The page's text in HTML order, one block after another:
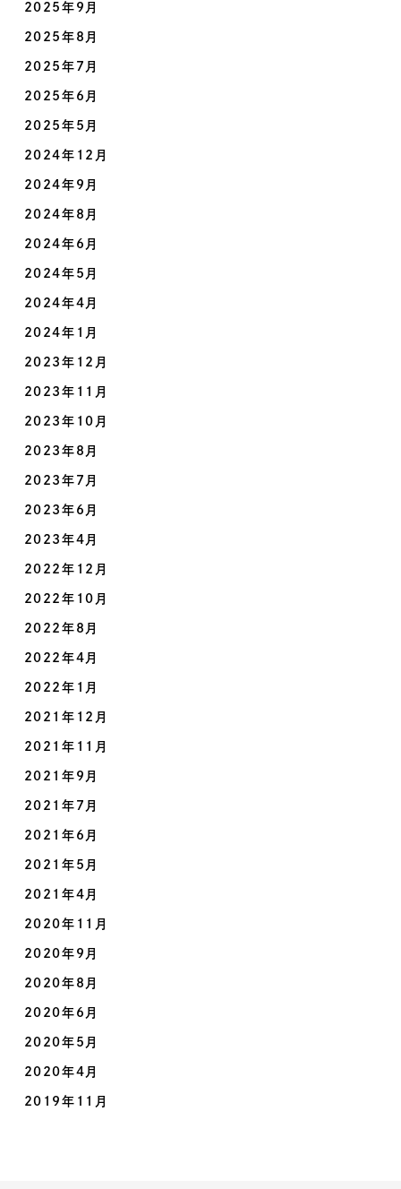
2025年9月
2025年8月
2025年7月
2025年6月
2025年5月
2024年12月
2024年9月
2024年8月
2024年6月
2024年5月
2024年4月
2024年1月
2023年12月
2023年11月
2023年10月
2023年8月
2023年7月
2023年6月
2023年4月
2022年12月
2022年10月
2022年8月
2022年4月
2022年1月
2021年12月
2021年11月
2021年9月
2021年7月
2021年6月
2021年5月
2021年4月
2020年11月
2020年9月
2020年8月
2020年6月
2020年5月
2020年4月
2019年11月